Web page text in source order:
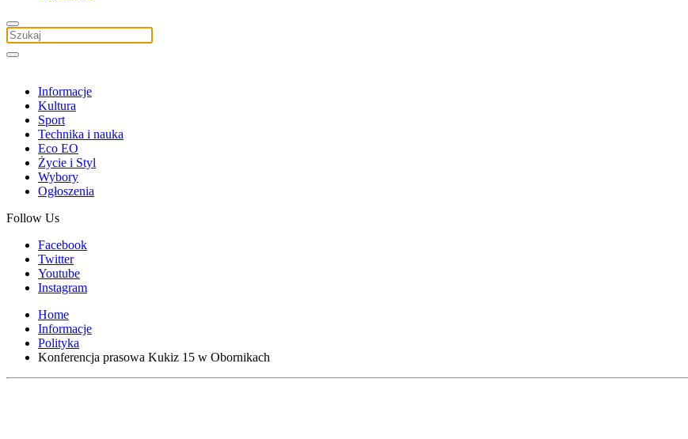
Informacje
Kultura
Sport
Technika i nauka
Eco EO
Życie i Styl
Wybory
Ogłoszenia
Follow Us
Facebook
Twitter
Youtube
Instagram
Home
Informacje
Polityka
Konferencja prasowa Kukiz 15 w Obornikach